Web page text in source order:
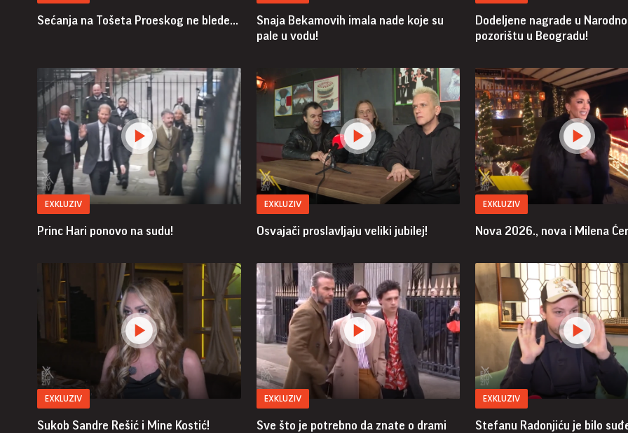
Sećanja na Tošeta Proeskog ne blede...
Snaja Bekamovih imala nade koje su
pale u vodu!
Dodeljene nagrade u
pozorištu u Beogradu!
EXKLUZIV
Princ Hari ponovo na sudu!
EXKLUZIV
Osvajači proslavljaju veliki jubilej!
EXKLUZIV
Nova 2026., nova i Milena
EXKLUZIV
Sukob Sandre Rešić i Mine Kostić!
EXKLUZIV
Sve što je potrebno da znate o drami
EXKLUZIV
Stefanu Radonjiću je bilo